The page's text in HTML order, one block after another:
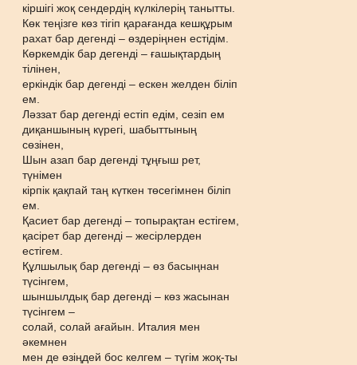
кіршігі жоқ сендердің күлкілерің танытты.
Көк теңізге көз тігіп қарағанда кешқұрым
рахат бар дегенді – өздеріңнен естідім.
Көркемдік бар дегенді – ғашықтардың
тілінен,
еркіндік бар дегенді – ескен желден біліп
ем.
Ләззат бар дегенді естіп едім, сезіп ем
диқаншының күрегі, шабыттының
сөзінен,
Шын азап бар дегенді тұңғыш рет,
түнімен
кірпік қақпай таң күткен төсегімнен біліп
ем.
Қасиет бар дегенді – топырақтан естігем,
қасірет бар дегенді – жесірлерден
естігем.
Құлшылық бар дегенді – өз басыңнан
түсінгем,
шыншылдық бар дегенді – көз жасынан
түсінгем –
солай, солай ағайын. Италия мен
әкемнен
мен де өзіңдей бос келгем – түгім жоқ-ты